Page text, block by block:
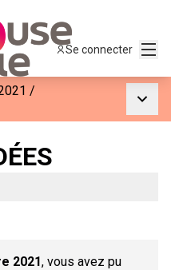
Se connecter
/
2021, vous avez pu